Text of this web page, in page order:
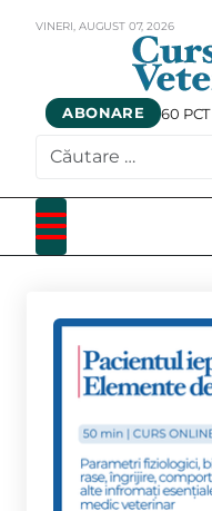
VINERI, AUGUST 07,2026
ABONARE 60 PCT